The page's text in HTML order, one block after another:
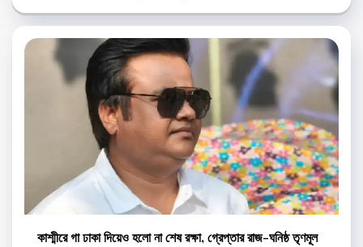
কাশ্মীরে গা ঢাকা দিয়েও হলো না শেষ রক্ষা, গ্রেপ্তার রাজ-ঘনিষ্ঠ তৃণমূল